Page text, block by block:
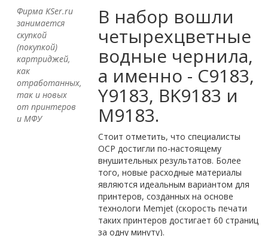
Фирма KSer.ru
занимается
скупкой
(покупкой)
картриджей,
как
отработанных,
так и новых
от принтеров
и МФУ
В набор вошли
четырехцветные
водные чернила,
а именно - C9183,
Y9183, BK9183 и
M9183.
Стоит отметить, что специалисты
OCP достигли по-настоящему
внушительных результатов. Более
того, новые расходные материалы
являются идеальным вариантом для
принтеров, созданных на основе
технологи Memjet (скорость печати
таких принтеров достигает 60 страниц
за одну минуту).